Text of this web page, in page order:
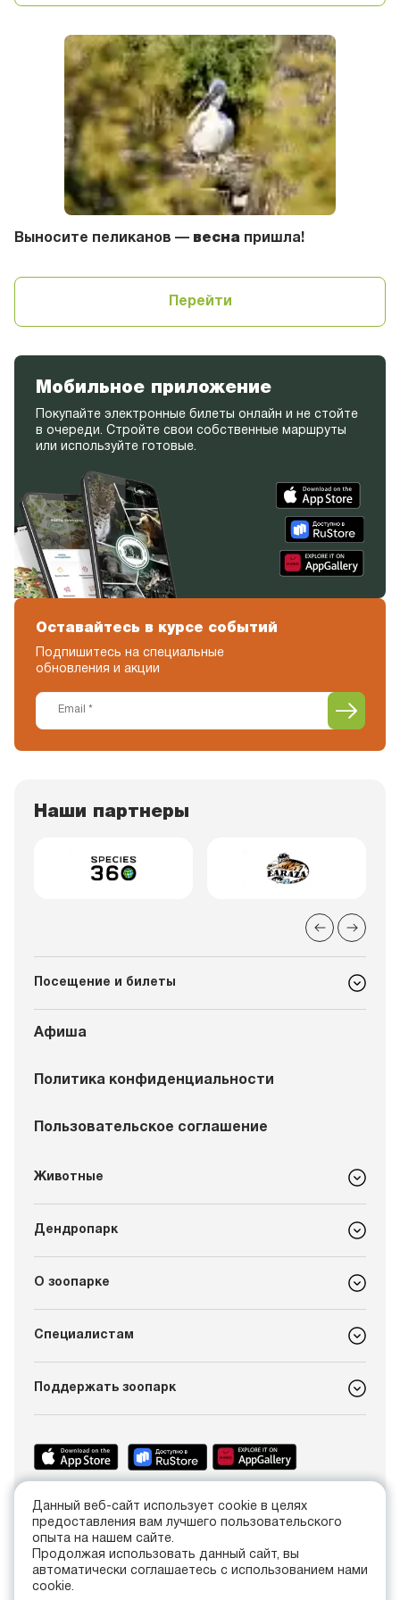
Выносите пеликанов — весна пришла!
Перейти
Данный веб-сайт использует cookie в целях
предоставления вам лучшего пользовательского
опыта на нашем сайте.
Продолжая использовать данный сайт, вы
автоматически соглашаетесь с использованием нами
cookie.
Мобильное приложение
Покупайте электронные билеты онлайн и не стойте
в очереди. Стройте свои собственные маршруты
или используйте готовые.
Оставайтесь в курсе событий
Подпишитесь на специальные
обновления и акции
Наши партнеры
Посещение и билеты
Афиша
Политика конфиденциальности
Пользовательское соглашение
Животные
Дендропарк
О зоопарке
Специалистам
Поддержать зоопарк
+7 (4012) 21-89-14
info@kldzoo.ru
Россия, г. Калининград, проспект Мира, 26